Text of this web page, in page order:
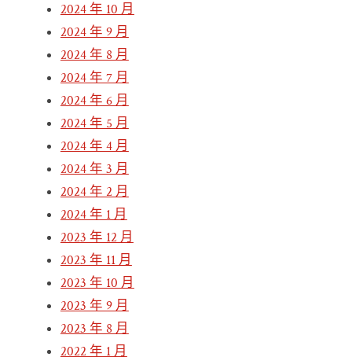
2024 年 10 月
2024 年 9 月
2024 年 8 月
2024 年 7 月
2024 年 6 月
2024 年 5 月
2024 年 4 月
2024 年 3 月
2024 年 2 月
2024 年 1 月
2023 年 12 月
2023 年 11 月
2023 年 10 月
2023 年 9 月
2023 年 8 月
2022 年 1 月